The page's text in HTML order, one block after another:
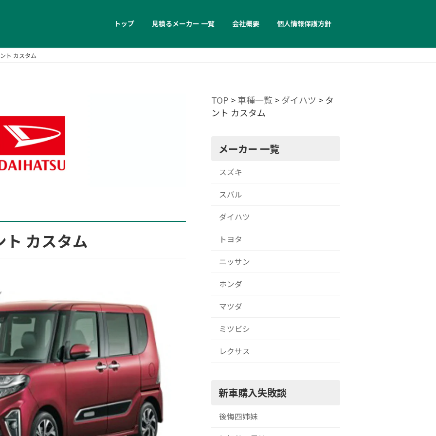
トップ 見積るメーカー 一覧 会社概要 個人情報保護方針
ト カスタム
ト カスタム
TOP >車種一覧 >ダイハツ > タ
ント カスタム
メーカー 一覧
スズキ
スバル
ダイハツ
トヨタ
ニッサン
ホンダ
マツダ
ミツビシ
レクサス
新車購入失敗談
後悔四姉妹